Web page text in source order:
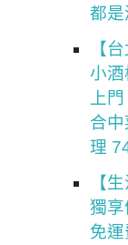
都
【
小
上
合
理
【
獨
免